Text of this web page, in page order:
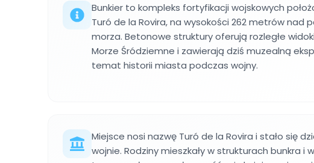
Bunkier to kompleks fortyfikacji wojskowych
Turó de la Rovira, na wysokości 262 metrów nad
morza. Betonowe struktury oferują rozległe
Morze Śródziemne i zawierają dziś muzealną
temat historii miasta podczas wojny.
Miejsce nosi nazwę Turó de la Rovira i stało się
wojnie. Rodziny mieszkały w strukturach bunkra i